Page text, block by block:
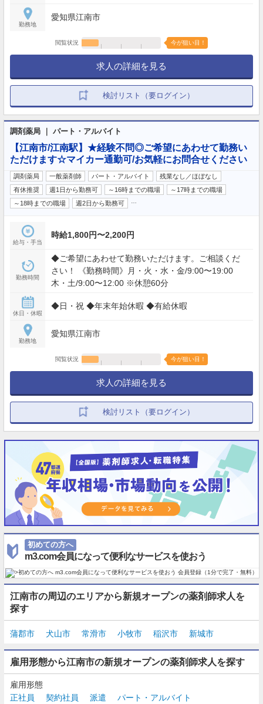
勤務地
愛知県江南市
閲覧状況 今が狙い目！
求人の詳細を見る
検討リスト（要ログイン）
調剤薬局 ｜ パート・アルバイト
【江南市/江南駅】★経験不問◎ご希望にあわせて勤務い
ただけます☆マイカー通勤可/お気軽にお問合せください
調剤薬局 一般薬剤師 パート・アルバイト
残業なし／ほぼなし
有休推奨
週1日から勤務可 ～16時までの職場
～17時までの職場
～18時までの職場
週2日から勤務可
給与・手当
時給1,800円〜2,200円
勤務時間
◆ご希望にあわせて勤務いただけます。ご相談くだ
さい！ 《勤務時間》月・火・水・金/9:00〜19:00
木・土/9:00〜12:00 ※休憩60分
休日・休暇
◆日・祝 ◆年末年始休暇 ◆有給休暇
勤務地
愛知県江南市
閲覧状況 今が狙い目！
求人の詳細を見る
検討リスト（要ログイン）
初めての方へ
m3.com会員になって便利なサービスを使おう
江南市の周辺のエリアから新規オープンの薬剤師求人を
探す
蒲郡市 犬山市 常滑市 小牧市 稲沢市 新城市
雇用形態から江南市の新規オープンの薬剤師求人を探す
雇用形態
正社員
契約社員 派遣 パート・アルバイト